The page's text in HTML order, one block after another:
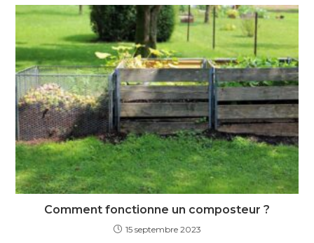
Comment fonctionne un composteur ?
15 septembre 2023